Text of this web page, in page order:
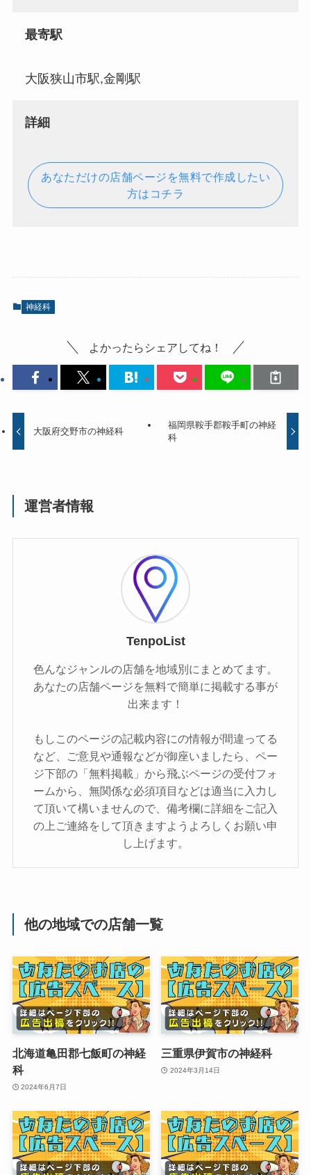
最寄駅
大阪狭山市駅,金剛駅
詳細
あなただけの店舗ページを無料で作成したい
方はコチラ
神経科
よかったらシェアしてね！
大阪府交野市の神経科
福岡県鞍手郡鞍手町の神経
科
運営者情報
TenpoList
色んなジャンルの店舗を地域別にまとめてます。
あなたの店舗ページを無料で簡単に掲載する事が
出来ます！
もしこのページの記載内容にの情報が間違ってる
など、ご意見や通報などが御座いましたら、ペー
ジ下部の「無料掲載」から飛ぶページの受付フォ
ームから、無関係な必須項目などは適当に入力し
て頂いて構いませんので、備考欄に詳細をご記入
の上ご連絡をして頂きますようよろしくお願い申
し上げます。
他の地域での店舗一覧
北海道亀田郡七飯町の神経
科
2024年6月7日
三重県伊賀市の神経科
2024年3月14日